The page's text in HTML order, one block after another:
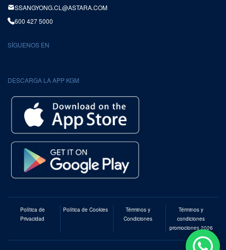
SSANGYONG.CL@ASTARA.COM
600 427 5000
SÍGUENOS EN
DESCARGA LA APP KGM
Política de
Privacidad
Política de Cookies
Términos y
Condiciones
Términos y
condiciones
promociones 2026